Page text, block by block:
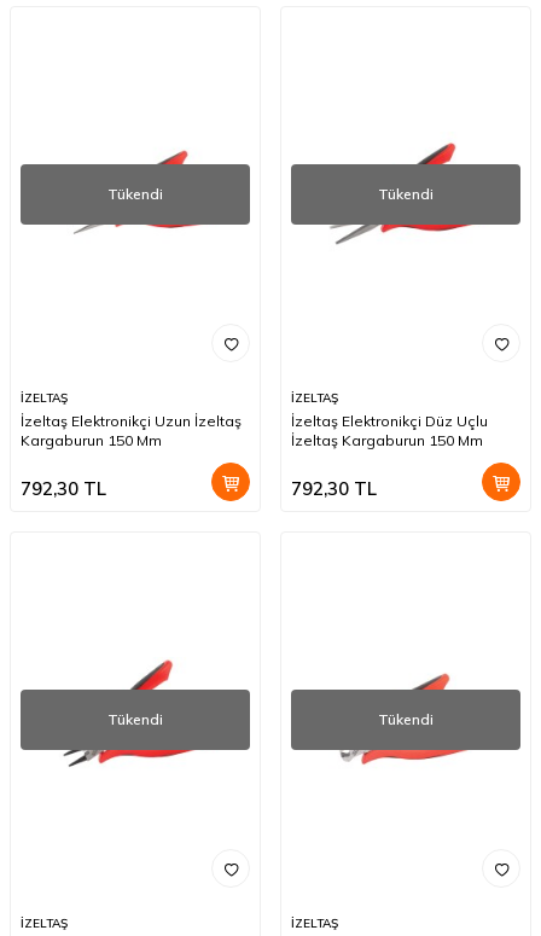
Tükendi
İZELTAŞ
İzeltaş Elektronikçi Uzun İzeltaş
Kargaburun 150 Mm
792,30 TL
Tükendi
İZELTAŞ
İzeltaş Elektronikçi Düz Uçlu
İzeltaş Kargaburun 150 Mm
792,30 TL
Tükendi
İZELTAŞ
Tükendi
İZELTAŞ